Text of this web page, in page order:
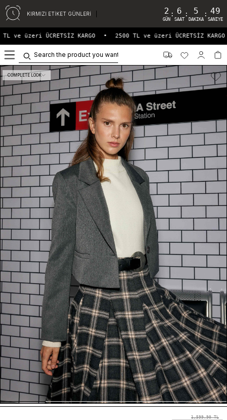
KIRMIZI ETİKET GÜNLERİ 2
GÜN
: 6
SAAT
: 5
DAKIKA
: 49
SANIYE
ve üzeri ÜCRETSİZ KARGO 2500 TL ve üzeri ÜCRETSİZ KARGO
COMPLETE LOOK
1,599.90TL